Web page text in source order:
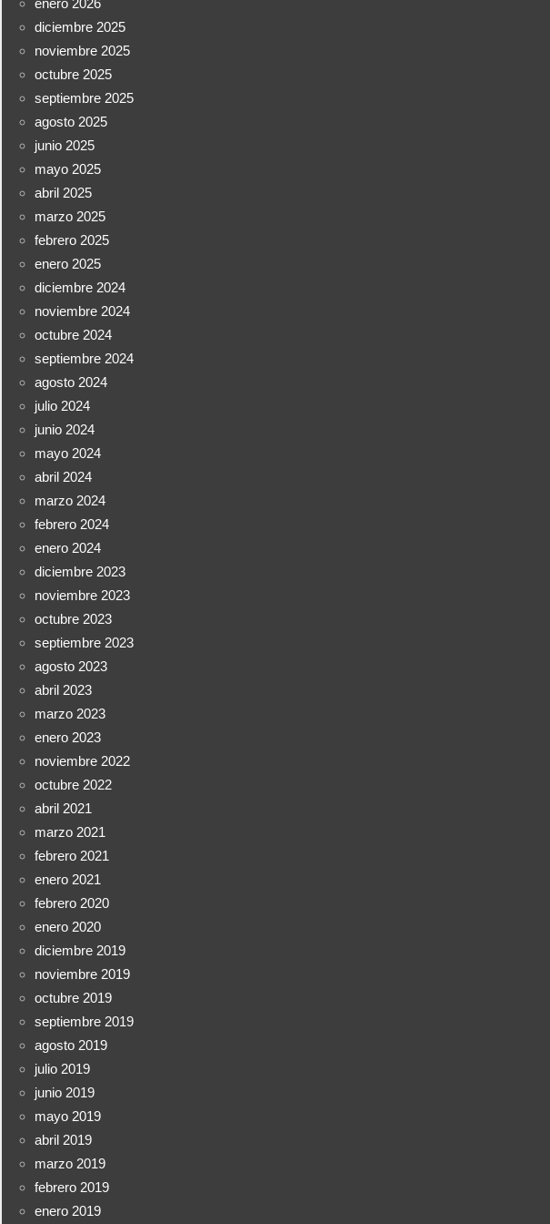
diciembre 2025
noviembre 2025
octubre 2025
septiembre 2025
agosto 2025
junio 2025
mayo 2025
abril 2025
marzo 2025
febrero 2025
enero 2025
diciembre 2024
noviembre 2024
octubre 2024
septiembre 2024
agosto 2024
julio 2024
junio 2024
mayo 2024
abril 2024
marzo 2024
febrero 2024
enero 2024
diciembre 2023
noviembre 2023
octubre 2023
septiembre 2023
agosto 2023
abril 2023
marzo 2023
enero 2023
noviembre 2022
octubre 2022
abril 2021
marzo 2021
febrero 2021
enero 2021
febrero 2020
enero 2020
diciembre 2019
noviembre 2019
octubre 2019
septiembre 2019
agosto 2019
julio 2019
junio 2019
mayo 2019
abril 2019
marzo 2019
febrero 2019
enero 2019